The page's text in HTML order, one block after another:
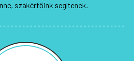
szakértőink segítenek.